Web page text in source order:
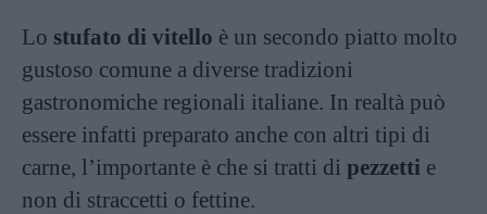
Lo stufato di vitello è un secondo piatto molto
gustoso comune a diverse tradizioni
gastronomiche regionali italiane. In realtà può
essere infatti preparato anche con altri tipi di
carne, l’importante è che si tratti di pezzetti e
non di straccetti o fettine.